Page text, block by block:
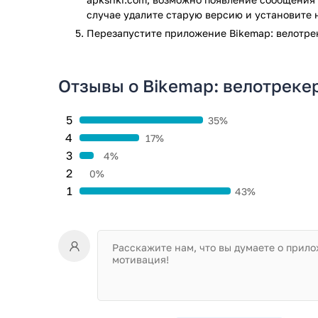
достопримечательности, особеннности
реального времени.
Преимуществ делают велотрекер Bikemap
быстро строить необходимые маршруты,
смартфон с установленным приложением, можно
Приложение Bikemap: велотрекер и маршруты
результате проверки по всем последним
случае удалите старую версию и установите
Перезапустите приложениe Bikemap:
Отзывы о Bikemap:
1 43%
2 0%
3 4%
4 17%
5 35%